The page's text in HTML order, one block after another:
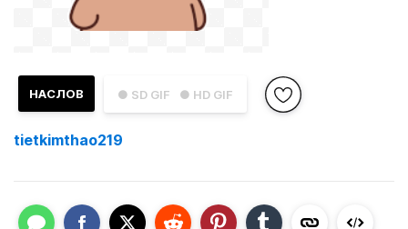
● SD GIF ● HD GIF
НАСЛОВ
tietkimthao219